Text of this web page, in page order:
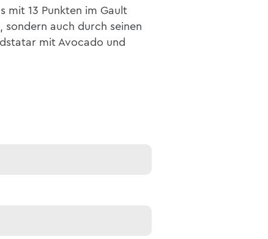
mit 13 Punkten im Gault
sondern auch durch seinen
mit Avocado und